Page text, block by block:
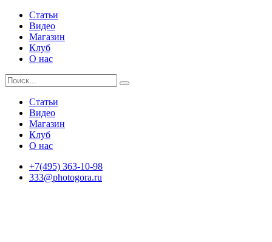
Статьи
Видео
Магазин
Клуб
О нас
Статьи
Видео
Магазин
Клуб
О нас
+7(495) 363-10-98
333@photogora.ru